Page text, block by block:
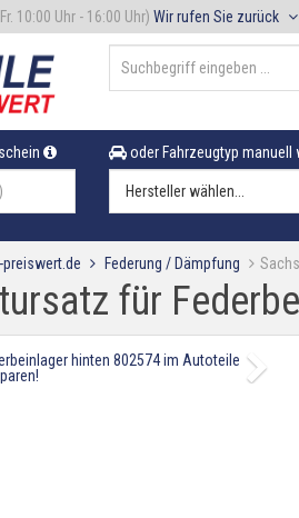
10:00 Uhr - 16:00 Uhr) Wir rufen Sie zurück
oder Fahrzeugtyp manuell
Federung / Dämpfung
für